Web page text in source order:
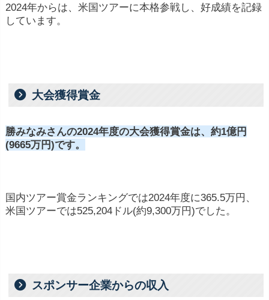
賞金: プロゴルフ選手は、トーナメントでの競
額な賞金が用意されることがあります。
連の企業や他のブランドとスポンサー契約を結
ぶことがあります。これには、ゴルフ用具メー
や用具を着用・使用することで、選手は商品や
ルフ選手は、エキシビションマッチやチャリテ
2024年からは、米国ツアーに本格参戦し、好成績を記録
しています。
大会獲得賞金
勝みなみさんの2024年度の大会獲得賞金は、約1億円
(9665万円)です。
国内ツアー賞金ランキングでは2024年度に365.5万円、
米国ツアーでは525,204ドル(約9,300万円)でした。
スポンサー企業からの収入